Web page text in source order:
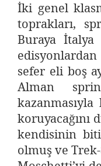
İki genel
toprakları,
Buraya
sefer eli boş
Alman
koruyacağını
kendisinin
olmuş ve